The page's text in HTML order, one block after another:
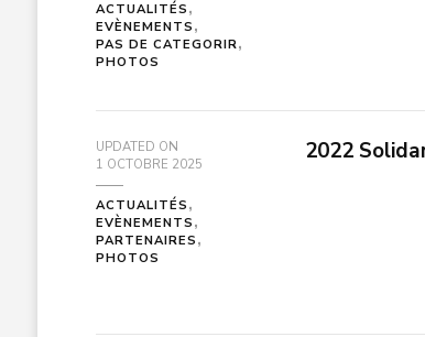
ACTUALITÉS
EVÈNEMENTS
PAS DE CATEGORIR
PHOTOS
UPDATED ON
1 OCTOBRE 2025
ACTUALITÉS
EVÈNEMENTS
PARTENAIRES
PHOTOS
2022